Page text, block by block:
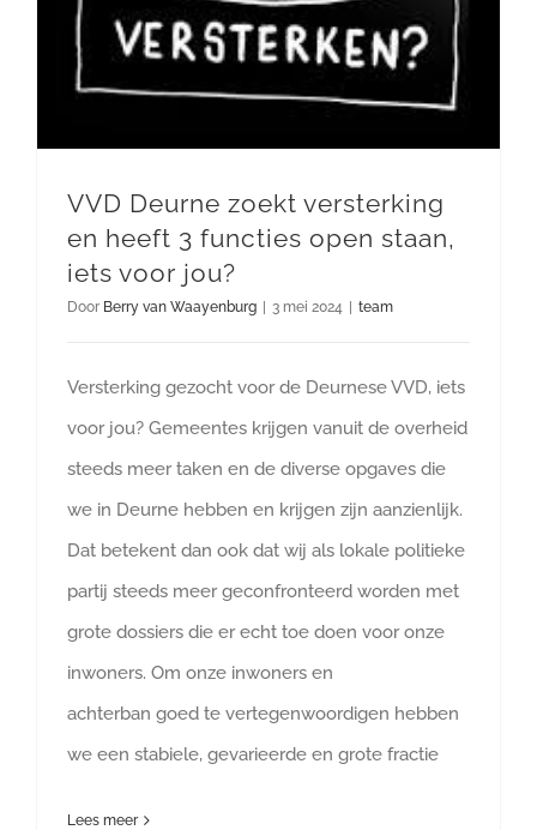
VVD Deurne zoekt versterking
en heeft 3 functies open staan,
iets voor jou?
Door Berry van Waayenburg | 3 mei 2024 | team
Versterking gezocht voor de Deurnese VVD, iets
voor jou? Gemeentes krijgen vanuit de overheid
steeds meer taken en de diverse opgaves die
we in Deurne hebben en krijgen zijn aanzienlijk.
Dat betekent dan ook dat wij als lokale politieke
partij steeds meer geconfronteerd worden met
grote dossiers die er echt toe doen voor onze
inwoners. Om onze inwoners en
achterban goed te vertegenwoordigen hebben
we een stabiele, gevarieerde en grote fractie
Lees meer